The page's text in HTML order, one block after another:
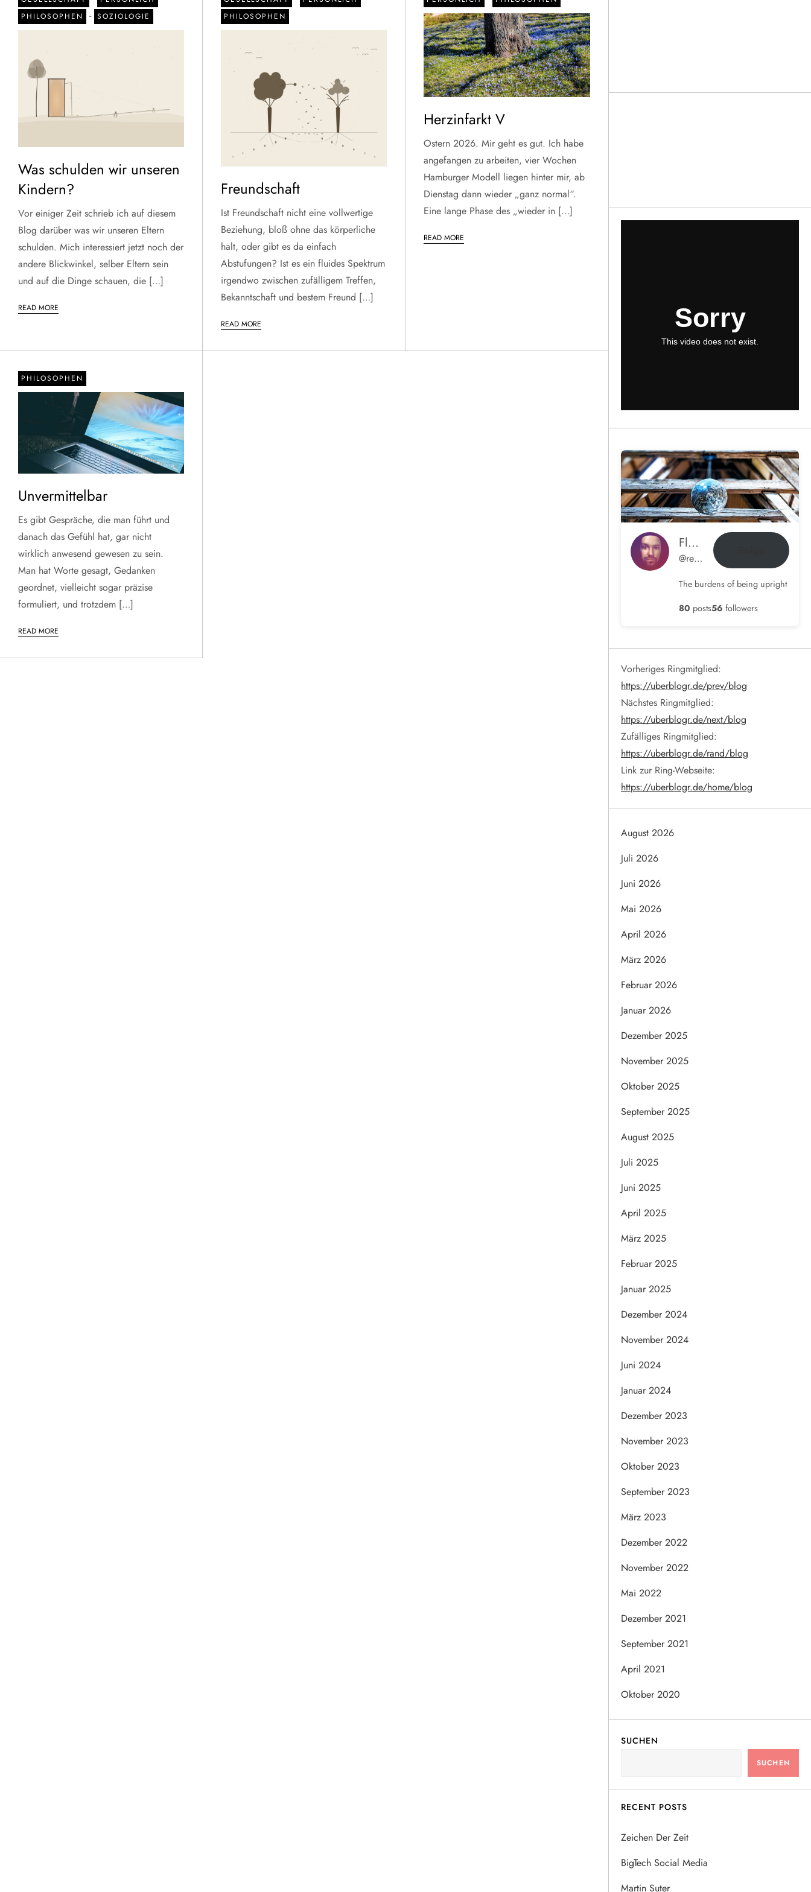
PHILOSOPHEN - SOZIOLOGIE
Was schulden wir unseren
Kindern?
Vor einiger Zeit schrieb ich auf diesem
Blog darüber was wir unseren Eltern
schulden. Mich interessiert jetzt noch der
andere Blickwinkel, selber Eltern sein
und auf die Dinge schauen, die […]
READ MORE
PHILOSOPHEN
Freundschaft
Ist Freundschaft nicht eine vollwertige
Beziehung, bloß ohne das körperliche
halt, oder gibt es da einfach
Abstufungen? Ist es ein fluides Spektrum
irgendwo zwischen zufälligem Treffen,
Bekanntschaft und bestem Freund […]
READ MORE
Herzinfarkt V
Ostern 2026. Mir geht es gut. Ich habe
angefangen zu arbeiten, vier Wochen
Hamburger Modell liegen hinter mir, ab
Dienstag dann wieder „ganz normal“.
Eine lange Phase des „wieder in […]
READ MORE
PHILOSOPHEN
Unvermittelbar
Es gibt Gespräche, die man führt und
danach das Gefühl hat, gar nicht
wirklich anwesend gewesen zu sein.
Man hat Worte gesagt, Gedanken
geordnet, vielleicht sogar präzise
formuliert, und trotzdem […]
READ MORE
Flow im Ohr
@rene@blog.hamdorf.org
The burdens of being upright
80 posts56 followers
Vorheriges Ringmitglied:
https://uberblogr.de/prev/blog
Nächstes Ringmitglied:
https://uberblogr.de/next/blog
Zufälliges Ringmitglied:
https://uberblogr.de/rand/blog
Link zur Ring-Webseite:
https://uberblogr.de/home/blog
August 2026
Juli 2026
Juni 2026
Mai 2026
April 2026
März 2026
Februar 2026
Januar 2026
Dezember 2025
November 2025
Oktober 2025
September 2025
August 2025
Juli 2025
Juni 2025
April 2025
März 2025
Februar 2025
Januar 2025
Dezember 2024
November 2024
Juni 2024
Januar 2024
Dezember 2023
November 2023
Oktober 2023
September 2023
März 2023
Dezember 2022
November 2022
Mai 2022
Dezember 2021
September 2021
April 2021
Oktober 2020
SUCHEN
SUCHEN
RECENT POSTS
Zeichen Der Zeit
BigTech Social Media
Martin Suter